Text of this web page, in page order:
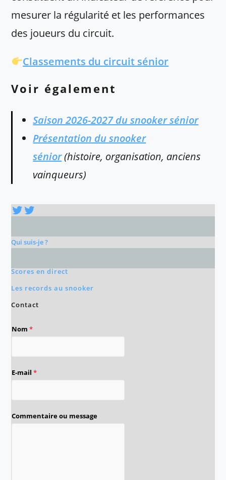
mesurer la régularité et les performances
des joueurs du circuit.
Classements du circuit sénior
Voir également
Saison 2026-2027 du snooker sénior
Présentation du snooker
sénior(histoire, organisation, anciens
vainqueurs)
Twitter
Twitter
Qui suis-je ?
Scores en direct
Les records au snooker
Contact
Nom*
E-mail*
Commentaire ou message